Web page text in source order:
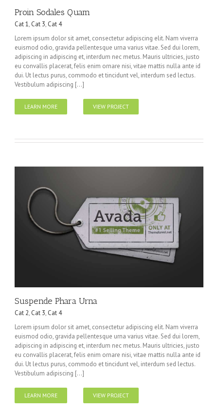
Proin Sodales Quam
Cat 1, Cat 3, Cat 4
Lorem ipsum dolor sit amet, consectetur adipiscing elit. Nam viverra
euismod odio, gravida pellentesque urna varius vitae. Sed dui lorem,
adipiscing in adipiscing et, interdum nec metus. Mauris ultricies, justo
eu convallis placerat, felis enim ornare nisi, vitae mattis nulla ante id
dui. Ut lectus purus, commodo et tincidunt vel, interdum sed lectus.
Vestibulum adipiscing [...]
LEARN MORE VIEW PROJECT
Suspende Phara Urna
Cat 2, Cat 3, Cat 4
Lorem ipsum dolor sit amet, consectetur adipiscing elit. Nam viverra
euismod odio, gravida pellentesque urna varius vitae. Sed dui lorem,
adipiscing in adipiscing et, interdum nec metus. Mauris ultricies, justo
eu convallis placerat, felis enim ornare nisi, vitae mattis nulla ante id
dui. Ut lectus purus, commodo et tincidunt vel, interdum sed lectus.
Vestibulum adipiscing [...]
LEARN MORE VIEW PROJECT